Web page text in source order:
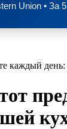
Union • За
каждый